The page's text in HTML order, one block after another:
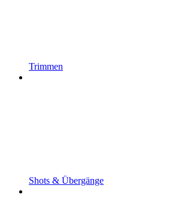
Trimmen
Shots & Übergänge